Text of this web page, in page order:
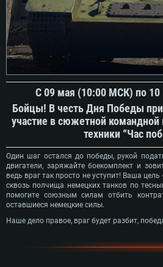
C 09 мая (10:00 МСК) по
Бойцы! В честь Дня Победы
участие в сюжетной
техники “Час
Один шаг остался до победы, рукой
двигатели, заряжайте боекомплект и
ведь враг так просто не уступит! Ваша
сквозь полчища немецких танков по
помогите союзным силам отбить
оставшиеся немецкие силы.
Наше дело правое, враг будет разбит,